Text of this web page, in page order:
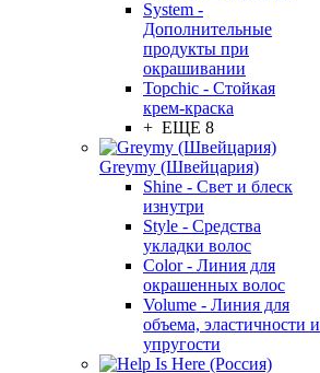
System -
Дополнительные
продукты при
окрашивании
Topchic - Стойкая
крем-краска
+ ЕЩЕ 8
Greymy (Швейцария)
Shine - Свет и блеск
изнутри
Style - Средства
укладки волос
Color - Линия для
окрашенных волос
Volume - Линия для
объема, эластичности и
упругости